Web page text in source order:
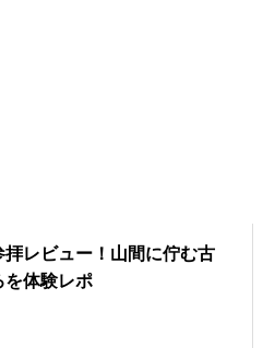
レビュー！山間に佇む古
を体験レポ